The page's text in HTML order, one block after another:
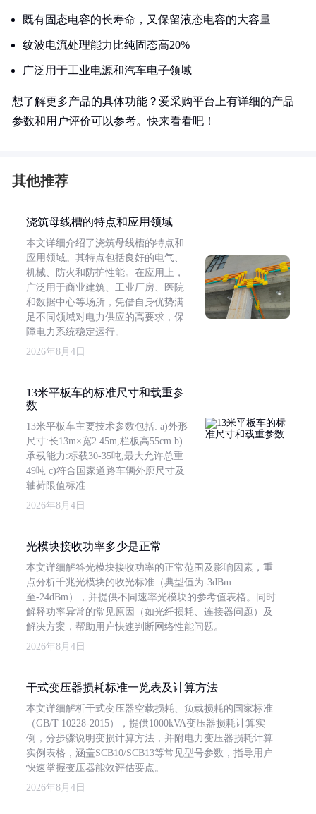
既有固态电容的长寿命，又保留液态电容的大容量
纹波电流处理能力比纯固态高20%
广泛用于工业电源和汽车电子领域
想了解更多产品的具体功能？爱采购平台上有详细的产品
参数和用户评价可以参考。快来看看吧！
其他推荐
浇筑母线槽的特点和应用领域
本文详细介绍了浇筑母线槽的特点和
应用领域。其特点包括良好的电气、
机械、防火和防护性能。在应用上，
广泛用于商业建筑、工业厂房、医院
和数据中心等场所，凭借自身优势满
足不同领域对电力供应的高要求，保
障电力系统稳定运行。
2026年8月4日
13米平板车的标准尺寸和载重参
数
13米平板车主要技术参数包括: a)外形
尺寸:长13m×宽2.45m,栏板高55cm b)
承载能力:标载30-35吨,最大允许总重
49吨 c)符合国家道路车辆外廓尺寸及
轴荷限值标准
2026年8月4日
光模块接收功率多少是正常
本文详细解答光模块接收功率的正常范围及影响因素，重
点分析千兆光模块的收光标准（典型值为-3dBm
至-24dBm），并提供不同速率光模块的参考值表格。同时
解释功率异常的常见原因（如光纤损耗、连接器问题）及
解决方案，帮助用户快速判断网络性能问题。
2026年8月4日
干式变压器损耗标准一览表及计算方法
本文详细解析干式变压器空载损耗、负载损耗的国家标准
（GB/T 10228-2015），提供1000kVA变压器损耗计算实
例，分步骤说明变损计算方法，并附电力变压器损耗计算
实例表格，涵盖SCB10/SCB13等常见型号参数，指导用户
快速掌握变压器能效评估要点。
2026年8月4日